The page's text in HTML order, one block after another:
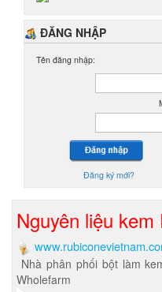
ĐĂNG NHẬP
Tên đăng nhập:
Đăng ký mới?
Nguyên liệu
Nhà phân phối bột làm
Wholefarm